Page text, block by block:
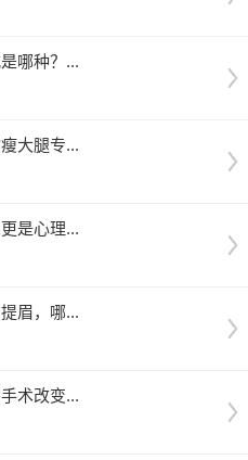
哪种？...
大腿专...
是心理...
眉，哪...
术改变...